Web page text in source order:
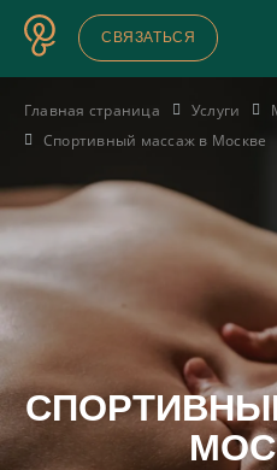
СВЯЗАТЬСЯ
Главная страница Услуги
Спортивный массаж в Москве